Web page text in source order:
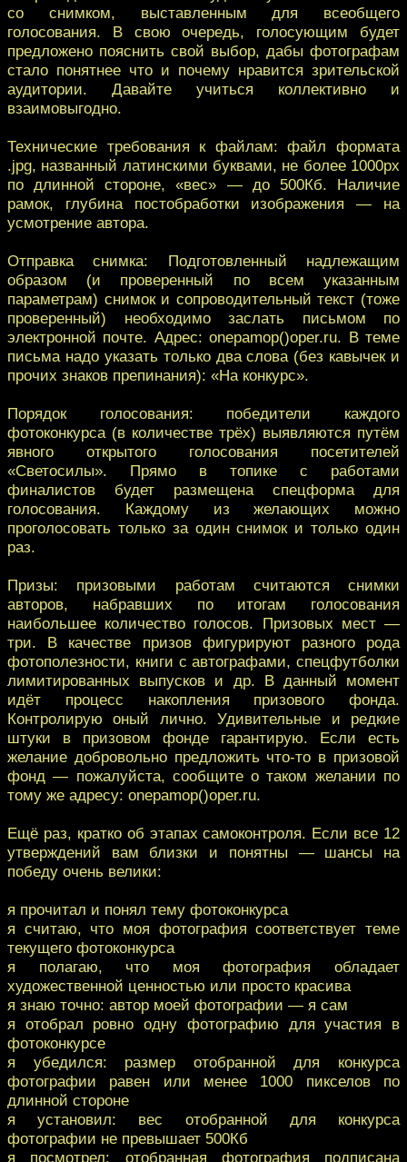
со снимком, выставленным для всеобщего
голосования. В свою очередь, голосующим будет
предложено пояснить свой выбор, дабы фотографам
стало понятнее что и почему нравится зрительской
аудитории. Давайте учиться коллективно и
взаимовыгодно.
Технические требования к файлам: файл формата
.jpg, названный латинскими буквами, не более 1000px
по длинной стороне, «вес» — до 500Кб. Наличие
рамок, глубина постобработки изображения — на
усмотрение автора.
Отправка снимка: Подготовленный надлежащим
образом (и проверенный по всем указанным
параметрам) снимок и сопроводительный текст (тоже
проверенный) необходимо заслать письмом по
электронной почте. Адрес: onepamop()oper.ru. В теме
письма надо указать только два слова (без кавычек и
прочих знаков препинания): «На конкурс».
Порядок голосования: победители каждого
фотоконкурса (в количестве трёх) выявляются путём
явного открытого голосования посетителей
«Светосилы». Прямо в топике с работами
финалистов будет размещена спецформа для
голосования. Каждому из желающих можно
проголосовать только за один снимок и только один
раз.
Призы: призовыми работам считаются снимки
авторов, набравших по итогам голосования
наибольшее количество голосов. Призовых мест —
три. В качестве призов фигурируют разного рода
фотополезности, книги с автографами, спецфутболки
лимитированных выпусков и др. В данный момент
идёт процесс накопления призового фонда.
Контролирую оный лично. Удивительные и редкие
штуки в призовом фонде гарантирую. Если есть
желание добровольно предложить что-то в призовой
фонд — пожалуйста, сообщите о таком желании по
тому же адресу: onepamop()oper.ru.
Ещё раз, кратко об этапах самоконтроля. Если все 12
утверждений вам близки и понятны — шансы на
победу очень велики:
я прочитал и понял тему фотоконкурса
я считаю, что моя фотография соответствует теме
текущего фотоконкурса
я полагаю, что моя фотография обладает
художественной ценностью или просто красива
я знаю точно: автор моей фотографии — я сам
я отобрал ровно одну фотографию для участия в
фотоконкурсе
я убедился: размер отобранной для конкурса
фотографии равен или менее 1000 пикселов по
длинной стороне
я установил: вес отобранной для конкурса
фотографии не превышает 500Кб
я посмотрел: отобранная фотография подписана